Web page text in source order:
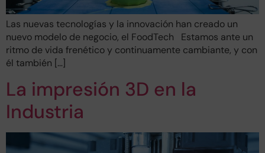
Las nuevas tecnologías y la innovación han creado un
nuevo modelo de negocio, el FoodTech Estamos ante un
ritmo de vida frenético y continuamente cambiante, y con
él también […]
La impresión 3D en la
Industria